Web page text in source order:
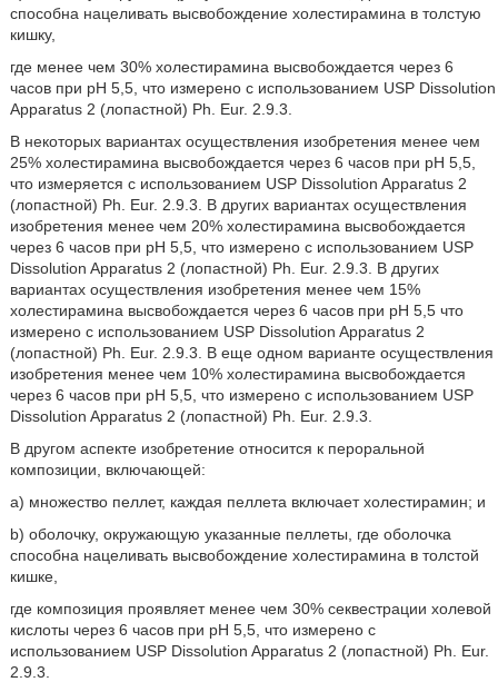
способна нацеливать высвобождение холестирамина в толстую
кишку,
где менее чем 30% холестирамина высвобождается через 6
часов при pH 5,5, что измерено с использованием USP Dissolution
Apparatus 2 (лопастной) Ph. Eur. 2.9.3.
В некоторых вариантах осуществления изобретения менее чем
25% холестирамина высвобождается через 6 часов при pH 5,5,
что измеряется с использованием USP Dissolution Apparatus 2
(лопастной) Ph. Eur. 2.9.3. В других вариантах осуществления
изобретения менее чем 20% холестирамина высвобождается
через 6 часов при pH 5,5, что измерено с использованием USP
Dissolution Apparatus 2 (лопастной) Ph. Eur. 2.9.3. В других
вариантах осуществления изобретения менее чем 15%
холестирамина высвобождается через 6 часов при pH 5,5 что
измерено с использованием USP Dissolution Apparatus 2
(лопастной) Ph. Eur. 2.9.3. В еще одном варианте осуществления
изобретения менее чем 10% холестирамина высвобождается
через 6 часов при pH 5,5, что измерено с использованием USP
Dissolution Apparatus 2 (лопастной) Ph. Eur. 2.9.3.
В другом аспекте изобретение относится к пероральной
композиции, включающей:
a) множество пеллет, каждая пеллета включает холестирамин; и
b) оболочку, окружающую указанные пеллеты, где оболочка
способна нацеливать высвобождение холестирамина в толстой
кишке,
где композиция проявляет менее чем 30% секвестрации холевой
кислоты через 6 часов при pH 5,5, что измерено с
использованием USP Dissolution Apparatus 2 (лопастной) Ph. Eur.
2.9.3.